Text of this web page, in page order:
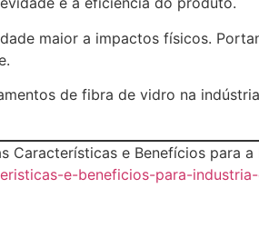
maior a impactos físicos.
de fibra de vidro na
Características e Benefícios para
e-beneficios-para-